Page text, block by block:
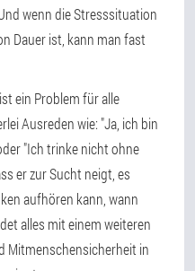
wenn die Stresssituation
Dauer ist, kann man fast
ein Problem für alle
Ausreden wie: "Ja, ich bin
"Ich trinke nicht ohne
er zur Sucht neigt, es
aufhören kann, wann
alles mit einem weiteren
Mitmenschensicherheit in